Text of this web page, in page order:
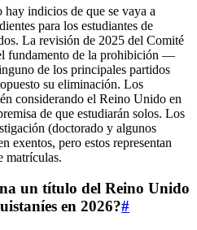
indicios de que se vaya a
para los estudiantes de
La revisión de 2025 del Comité
fundamento de la prohibición —
de los principales partidos
su eliminación. Los
considerando el Reino Unido en
de que estudiarán solos. Los
(doctorado y algunos
exentos, pero estos representan
matrículas.
un título del Reino Unido
en 2026?#